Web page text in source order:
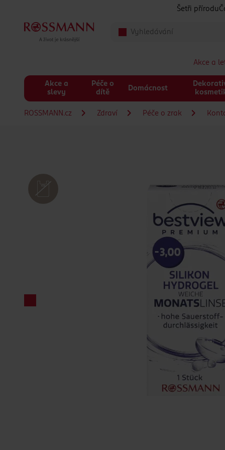
Šetři přírodu
Akce a
Akce a
slevy
Péče o
dítě
Domácnost
ROSSMANN.cz Zdraví Péče o zrak